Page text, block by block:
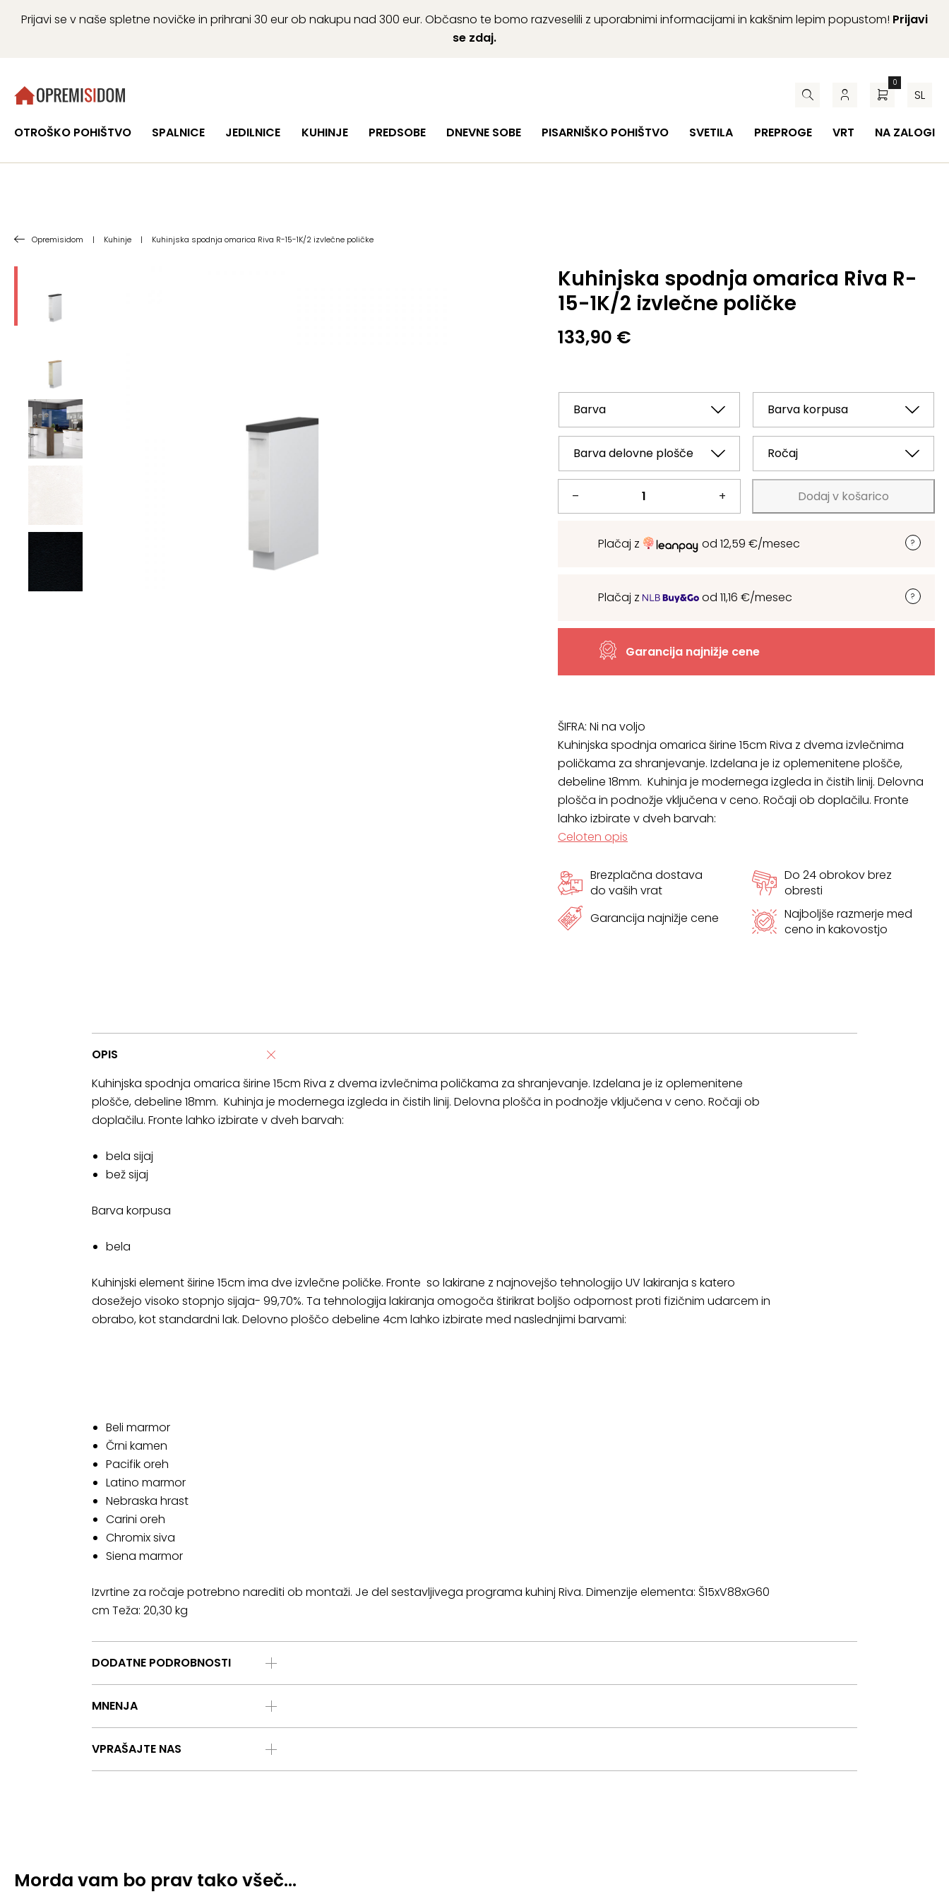
Prijavi se v naše spletne novičke in prihrani 30 eur ob nakupu nad 300 eur. Občasno te bomo razveselili z uporabnimi informacijami in kakšnim lepim popustom! Prijavi
se zdaj.
0
SL
OTROŠKO POHIŠTVO SPALNICE JEDILNICE KUHINJE PREDSOBE DNEVNE SOBE PISARNIŠKO POHIŠTVO SVETILA PREPROGE VRT NA ZALOGI
Opremisidom | Kuhinje | Kuhinjska spodnja omarica Riva R-15-1K/2 izvlečne poličke
Kuhinjska spodnja omarica Riva R-
15-1K/2 izvlečne poličke
133,90 €
–
Kuhinjska
1K/2
poličke
količina
+ Dodaj v košarico
Plačaj z od 12,59 €/mesec
Plačaj z od 11,16 €/mesec
Garancija najnižje cene
ŠIFRA: Ni na voljo
Kuhinjska spodnja omarica širine 15cm Riva z dvema izvlečnima
poličkama za shranjevanje. Izdelana je iz oplemenitene plošče,
debeline 18mm. Kuhinja je modernega izgleda in čistih linij. Delovna
plošča in podnožje vključena v ceno. Ročaji ob doplačilu. Fronte
lahko izbirate v dveh barvah:
Celoten opis
Brezplačna dostava
do vaših vrat
Do 24 obrokov brez
obresti
Garancija najnižje cene
Najboljše razmerje med
ceno in kakovostjo
OPIS
Kuhinjska spodnja omarica širine 15cm Riva z dvema izvlečnima poličkama za shranjevanje. Izdelana je iz oplemenitene
plošče, debeline 18mm. Kuhinja je modernega izgleda in čistih linij. Delovna plošča in podnožje vključena v ceno. Ročaji ob
doplačilu. Fronte lahko izbirate v dveh barvah:
bela sijaj
bež sijaj
Barva korpusa
bela
Kuhinjski element širine 15cm ima dve izvlečne poličke. Fronte so lakirane z najnovejšo tehnologijo UV lakiranja s katero
dosežejo visoko stopnjo sijaja- 99,70%. Ta tehnologija lakiranja omogoča štirikrat boljšo odpornost proti fizičnim udarcem in
obrabo, kot standardni lak. Delovno ploščo debeline 4cm lahko izbirate med naslednjimi barvami:
Beli marmor
Črni kamen
Pacifik oreh
Latino marmor
Nebraska hrast
Carini oreh
Chromix siva
Siena marmor
Izvrtine za ročaje potrebno narediti ob montaži. Je del sestavljivega programa kuhinj Riva. Dimenzije elementa: Š15xV88xG60
cm Teža: 20,30 kg
DODATNE PODROBNOSTI
MNENJA
VPRAŠAJTE NAS
Morda vam bo prav tako všeč…